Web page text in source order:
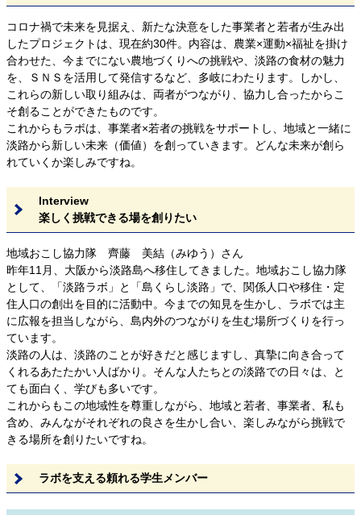
コロナ禍で未来を見据え、新たな決意をした事業者と若者が生み出
したプロジェクトは、現在約30件。内容は、農業×運動×福祉を掛け
合わせた、今までにない農地づくりへの挑戦や、淡路の食材の魅力
を、ＳＮＳを活用して発信するなど、多岐にわたります。しかし、
これらの新しい取り組みは、両者がつながり、協力し合ったからこ
そ創ることができたものです。
これからもラボは、事業者×若者の挑戦をサポートし、地域と一緒に
淡路から新しい未来（価値）を創っていきます。どんな未来が創ら
れていくか楽しみですね。
Interview
楽しく挑戦できる場を創りたい
地域おこし協力隊 齊藤 美結（みゆう）さん
昨年11月、大阪から淡路島へ移住してきました。地域おこし協力隊
として、「淡路ラボ」と「島くらし淡路」で、関係人口や移住・定
住人口の創出を目的に活動中。今までの知見を生かし、ラボでは主
に広報を担当しながら、島内外のつながりを生む場所づくりを行っ
ています。
淡路の人は、淡路のことが好きだと感じますし、真摯に向き合って
くれるあたたかい人ばかり。そんな人たちとの淡路での日々は、と
ても面白く、学びも多いです。
これからもこの地域性を尊重しながら、地域と若者、事業者、私も
含め、みんながそれぞれの良さを生かし合い、楽しみながら挑戦で
きる場所を創りたいですね。
ラボを支える頼れる学生メンバー